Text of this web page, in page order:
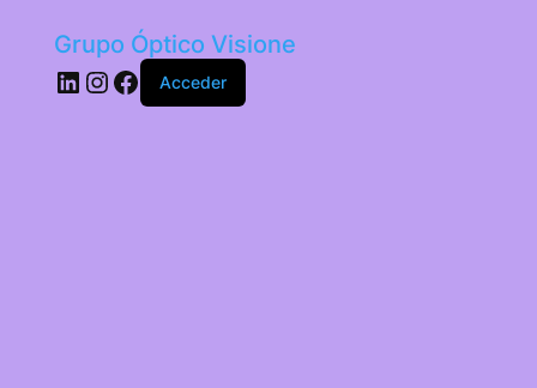
Grupo Óptico Visione
LinkedIn
Instagram
Facebook
Acceder